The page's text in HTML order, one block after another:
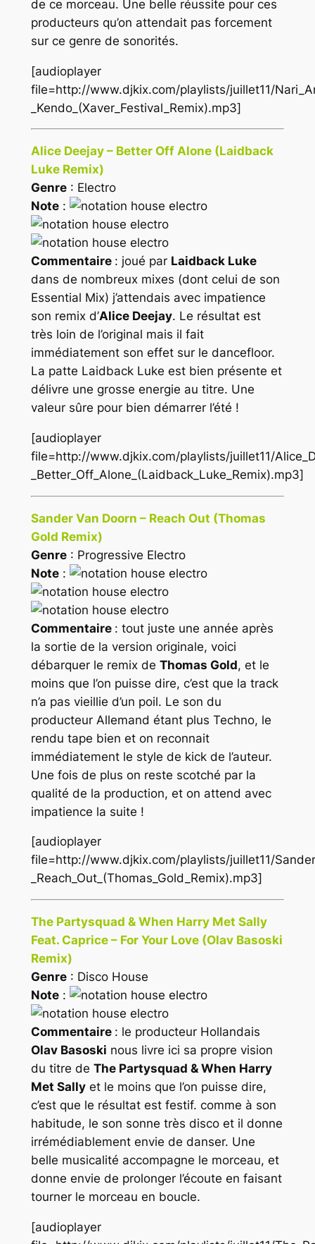
de ce morceau. Une belle réussite pour ces
producteurs qu’on attendait pas forcement
sur ce genre de sonorités.
[audioplayer
file=http://www.djkix.com/playlists/juillet11/
_Kendo_(Xaver_Festival_Remix).mp3]
Alice Deejay – Better Off Alone (Laidback
Luke Remix)
Genre: Electro
Note:
Commentaire : joué par Laidback Luke
dans de nombreux mixes (dont celui de son
Essential Mix) j’attendais avec impatience
son remix d’Alice Deejay. Le résultat est
très loin de l’original mais il fait
immédiatement son effet sur le dancefloor.
La patte Laidback Luke est bien présente et
délivre une grosse energie au titre. Une
valeur sûre pour bien démarrer l’été !
[audioplayer
file=http://www.djkix.com/playlists/juillet11/
_Better_Off_Alone_(Laidback_Luke_Remix).mp3]
Sander Van Doorn – Reach Out (Thomas
Gold Remix)
Genre: Progressive Electro
Note:
Commentaire : tout juste une année après
la sortie de la version originale, voici
débarquer le remix de Thomas Gold, et le
moins que l’on puisse dire, c’est que la track
n’a pas vieillie d’un poil. Le son du
producteur Allemand étant plus Techno, le
rendu tape bien et on reconnait
immédiatement le style de kick de l’auteur.
Une fois de plus on reste scotché par la
qualité de la production, et on attend avec
impatience la suite !
[audioplayer
file=http://www.djkix.com/playlists/juillet11/
_Reach_Out_(Thomas_Gold_Remix).mp3]
The Partysquad & When Harry Met Sally
Feat. Caprice – For Your Love (Olav Basoski
Remix)
Genre: Disco House
Note:
Commentaire : le producteur Hollandais
Olav Basoski nous livre ici sa propre vision
du titre de The Partysquad & When Harry
Met Sallyet le moins que l’on puisse dire,
c’est que le résultat est festif. comme à son
habitude, le son sonne très disco et il donne
irrémédiablement envie de danser. Une
belle musicalité accompagne le morceau, et
donne envie de prolonger l’écoute en faisant
tourner le morceau en boucle.
[audioplayer